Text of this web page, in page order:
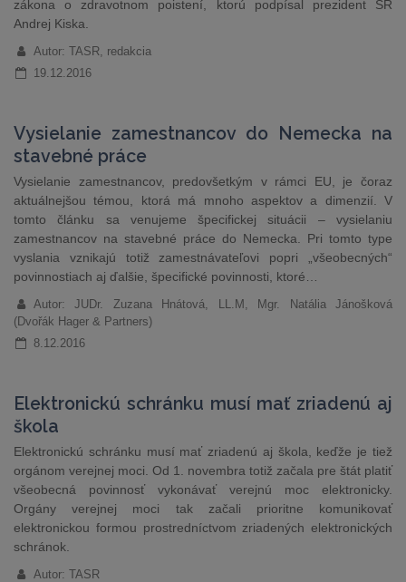
zákona o zdravotnom poistení, ktorú podpísal prezident SR
Andrej Kiska.
Autor: TASR, redakcia
19.12.2016
Vysielanie zamestnancov do Nemecka na
stavebné práce
Vysielanie zamestnancov, predovšetkým v rámci EU, je čoraz
aktuálnejšou témou, ktorá má mnoho aspektov a dimenzií. V
tomto článku sa venujeme špecifickej situácii – vysielaniu
zamestnancov na stavebné práce do Nemecka. Pri tomto type
vyslania vznikajú totiž zamestnávateľovi popri „všeobecných“
povinnostiach aj ďalšie, špecifické povinnosti, ktoré…
Autor: JUDr. Zuzana Hnátová, LL.M, Mgr. Natália Jánošková
(Dvořák Hager & Partners)
8.12.2016
Elektronickú schránku musí mať zriadenú aj
škola
Elektronickú schránku musí mať zriadenú aj škola, keďže je tiež
orgánom verejnej moci. Od 1. novembra totiž začala pre štát platiť
všeobecná povinnosť vykonávať verejnú moc elektronicky.
Orgány verejnej moci tak začali prioritne komunikovať
elektronickou formou prostredníctvom zriadených elektronických
schránok.
Autor: TASR